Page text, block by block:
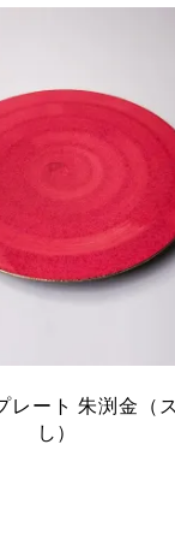
レート 朱渕金（
し）